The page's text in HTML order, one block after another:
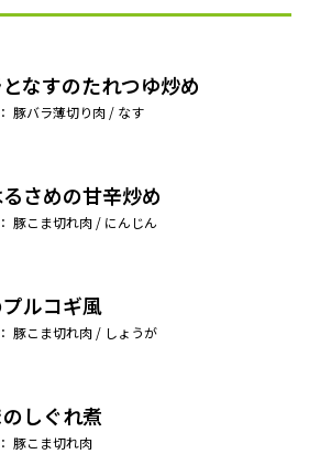
なすのたれつゆ炒め
豚バラ薄切り肉 / なす
さめの甘辛炒め
豚こま切れ肉 / にんじん
ルコギ風
豚こま切れ肉 / しょうが
しぐれ煮
豚こま切れ肉